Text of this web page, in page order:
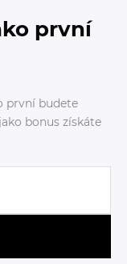
první
první budete
bonus získáte